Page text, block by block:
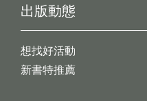
出版動態
想找好活動
新書特推薦